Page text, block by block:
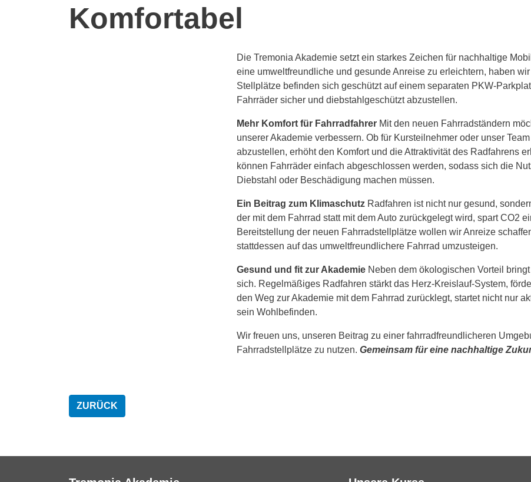
Komfortabel
Die Tremonia Akademie setzt ein starkes Zeichen für nachhaltige
eine umweltfreundliche und gesunde Anreise zu erleichtern, haben
Stellplätze befinden sich geschützt auf einem separaten PKW-
Fahrräder sicher und diebstahlgeschützt abzustellen.
Mehr Komfort für Fahrradfahrer Mit den neuen Fahrradständern
unserer Akademie verbessern. Ob für Kursteilnehmer oder unser
abzustellen, erhöht den Komfort und die Attraktivität des Radfahrens
können Fahrräder einfach abgeschlossen werden, sodass sich die
Diebstahl oder Beschädigung machen müssen.
Ein Beitrag zum Klimaschutz Radfahren ist nicht nur gesund,
der mit dem Fahrrad statt mit dem Auto zurückgelegt wird, spart CO2
Bereitstellung der neuen Fahrradstellplätze wollen wir Anreize
stattdessen auf das umweltfreundlichere Fahrrad umzusteigen.
Gesund und fit zur Akademie Neben dem ökologischen Vorteil
sich. Regelmäßiges Radfahren stärkt das Herz-Kreislauf-System,
den Weg zur Akademie mit dem Fahrrad zurücklegt, startet nicht nur
sein Wohlbefinden.
Wir freuen uns, unseren Beitrag zu einer fahrradfreundlicheren
Fahrradstellplätze zu nutzen. Gemeinsam für eine nachhaltige
ZURÜCK